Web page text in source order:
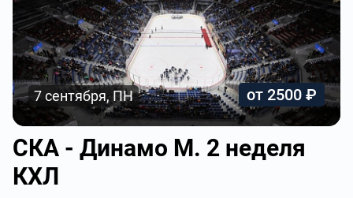
7 сентября, ПН от 2500 ₽
СКА - Динамо М. 2 неделя
КХЛ